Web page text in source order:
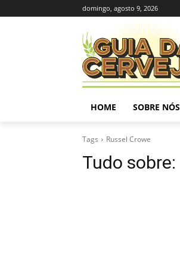
domingo, agosto 9, 2026
HOME SOBRE NÓS
Tags Russel Crowe
Tudo sobre: